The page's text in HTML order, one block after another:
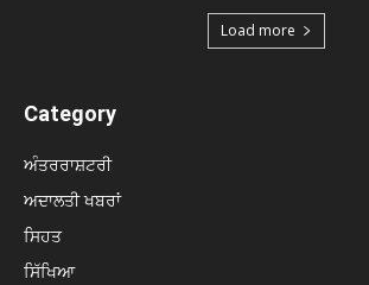
Load more
Category
ਅੰਤਰਰਾਸ਼ਟਰੀ
ਅਦਾਲਤੀ ਖਬਰਾਂ
ਸਿਹਤ
ਸਿੱਖਿਆ